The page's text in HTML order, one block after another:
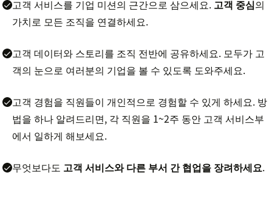
고객 서비스를 기업 미션의 근간으로 삼으세요. 고객 중심의
가치로 모든 조직을 연결하세요.
고객 데이터와 스토리를 조직 전반에 공유하세요. 모두가 고
객의 눈으로 여러분의 기업을 볼 수 있도록 도와주세요.
고객 경험을 직원들이 개인적으로 경험할 수 있게 하세요. 방
법을 하나 알려드리면, 각 직원을 1~2주 동안 고객 서비스부
에서 일하게 해보세요.
무엇보다도 고객 서비스와 다른 부서 간 협업을 장려하세요.